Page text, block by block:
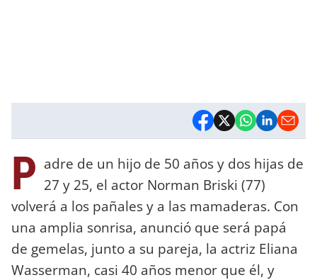
P adre de un hijo de 50 años y dos hijas de
27 y 25, el actor Norman Briski (77)
volverá a los pañales y a las mamaderas. Con
una amplia sonrisa, anunció que será papá
de gemelas, junto a su pareja, la actriz Eliana
Wasserman, casi 40 años menor que él, y